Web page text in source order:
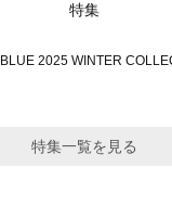
特集
特集一覧を見る